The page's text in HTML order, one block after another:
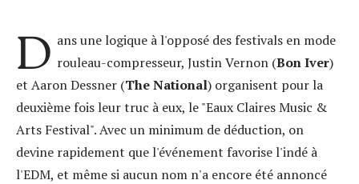
D ans une logique à l'opposé des festivals en mode
rouleau-compresseur, Justin Vernon (Bon Iver)
et Aaron Dessner (The National) organisent pour la
deuxième fois leur truc à eux, le "Eaux Claires Music &
Arts Festival". Avec un minimum de déduction, on
devine rapidement que l'événement favorise l'indé à
l'EDM, et même si aucun nom n'a encore été annoncé